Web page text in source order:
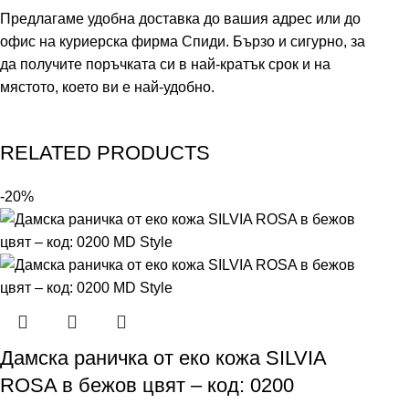
Предлагаме удобна доставка до вашия адрес или до
офис на куриерска фирма Спиди. Бързо и сигурно, за
да получите поръчката си в най-кратък срок и на
мястото, което ви е най-удобно.
RELATED PRODUCTS
-20%
Дамска раничка от еко кожа SILVIA
ROSA в бежов цвят – код: 0200